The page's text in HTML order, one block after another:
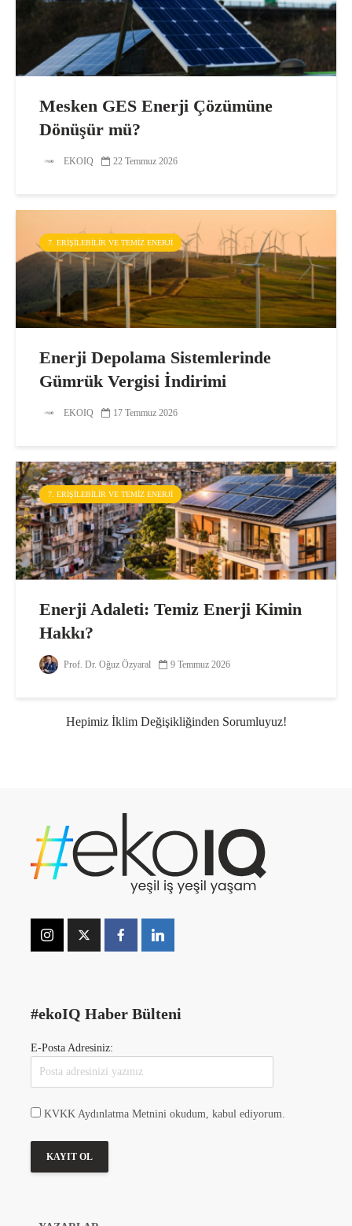
Mesken GES Enerji Çözümüne
Dönüşür mü?
EKOIQ 22 Temmuz 2026
7. ERIŞILEBILIR VE TEMIZ ENERJI
Enerji Depolama Sistemlerinde
Gümrük Vergisi İndirimi
EKOIQ 17 Temmuz 2026
7. ERIŞILEBILIR VE TEMIZ ENERJI
Enerji Adaleti: Temiz Enerji Kimin
Hakkı?
Prof. Dr. Oğuz Özyaral 9 Temmuz 2026
Hepimiz İklim Değişikliğinden Sorumluyuz!
#ekoIQ Haber Bülteni
E-Posta Adresiniz:
KVKK Aydınlatma Metnini okudum, kabul ediyorum.